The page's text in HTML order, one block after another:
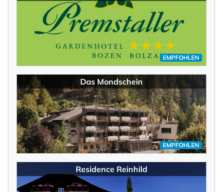
EMPFOHLEN
Das Mondschein
EMPFOHLEN
Residence Reinhild